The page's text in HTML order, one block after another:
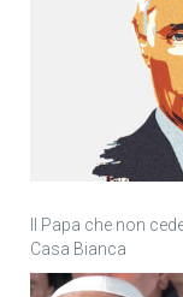
Il Papa che non
Casa Bianca